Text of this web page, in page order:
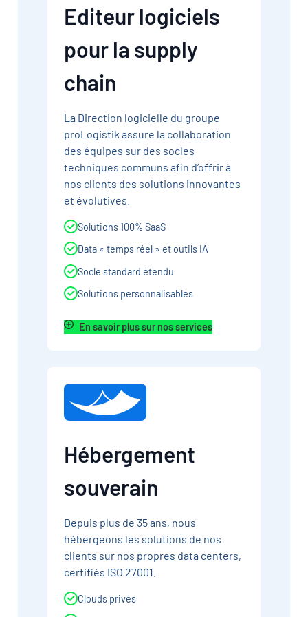
Editeur logiciels
pour la supply
chain
La Direction logicielle du groupe
proLogistik assure la collaboration
des équipes sur des socles
techniques communs afin d’offrir à
nos clients des solutions innovantes
et évolutives.
Solutions 100% SaaS
Data « temps réel » et outils IA
Socle standard étendu
Solutions personnalisables
En savoir plus sur nos services
Hébergement
souverain
Depuis plus de 35 ans, nous
hébergeons les solutions de nos
clients sur nos propres data centers,
certifiés ISO 27001.
Clouds privés